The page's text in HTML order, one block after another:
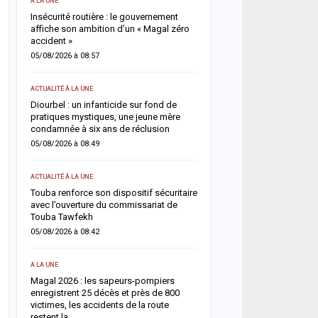
Insécurité routière : le gouvernement
affiche son ambition d’un « Magal zéro
accident »
05/08/2026 à 08:57
ACTUALITÉ À LA UNE
Diourbel : un infanticide sur fond de
pratiques mystiques, une jeune mère
condamnée à six ans de réclusion
05/08/2026 à 08:49
ACTUALITÉ À LA UNE
Touba renforce son dispositif sécuritaire
avec l’ouverture du commissariat de
Touba Tawfekh
05/08/2026 à 08:42
A LA UNE
Magal 2026 : les sapeurs-pompiers
enregistrent 25 décès et près de 800
victimes, les accidents de la route